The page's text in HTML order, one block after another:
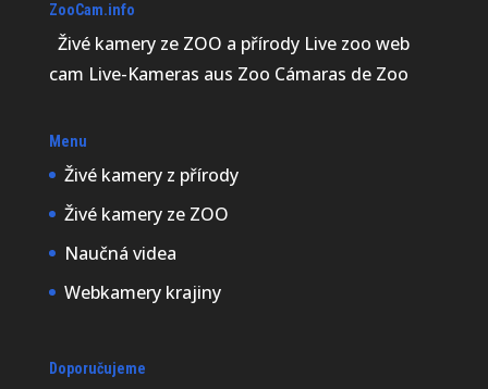
ZooCam.info
Živé kamery ze ZOO a přírody Live zoo web
cam Live-Kameras aus Zoo Cámaras de Zoo
Menu
Živé kamery z přírody
Živé kamery ze ZOO
Naučná videa
Webkamery krajiny
Doporučujeme